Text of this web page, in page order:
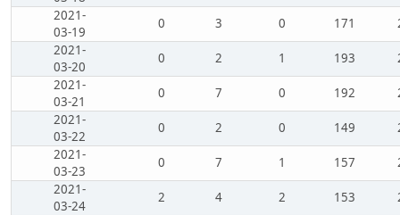
2021-
03-19
0 3 0 171
2021-
03-20
0 2 1 193
2021-
03-21
0 7 0 192
2021-
03-22
0 2 0 149
2021-
03-23
0 7 1 157
2021-
03-24
2 4 2 153